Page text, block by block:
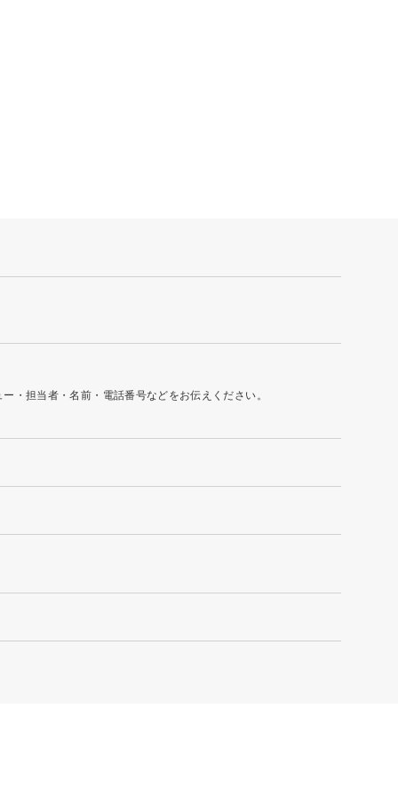
・担当者・名前・電話番号などをお伝えください。